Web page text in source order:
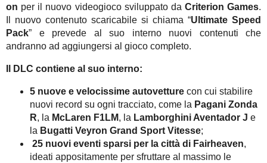
on per il nuovo videogioco sviluppato da Criterion Games.
Il nuovo contenuto scaricabile si chiama “Ultimate Speed
Pack” e prevede al suo interno nuovi contenuti che
andranno ad aggiungersi al gioco completo.
Il DLC contiene al suo interno:
5 nuove e velocissime autovetture con cui stabilire
nuovi record su ogni tracciato, come la Pagani Zonda
R, la McLaren F1LM, la Lamborghini Aventador J e
la Bugatti Veyron Grand Sport Vitesse;
25 nuovi eventi sparsi per la città di Fairheaven,
ideati appositamente per sfruttare al massimo le